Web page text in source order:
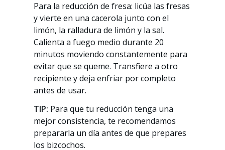
Para la reducción de fresa: licúa las fresas
y vierte en una cacerola junto con el
limón, la ralladura de limón y la sal.
Calienta a fuego medio durante 20
minutos moviendo constantemente para
evitar que se queme. Transfiere a otro
recipiente y deja enfriar por completo
antes de usar.
TIP: Para que tu reducción tenga una
mejor consistencia, te recomendamos
prepararla un día antes de que prepares
los bizcochos.